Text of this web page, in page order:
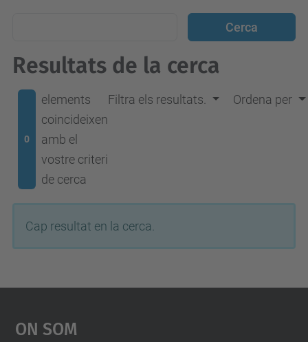
Resultats de la cerca
0
elements
coincideixen
amb el
vostre criteri
de cerca
Filtra els resultats. Ordena per
Cap resultat en la cerca.
On Som